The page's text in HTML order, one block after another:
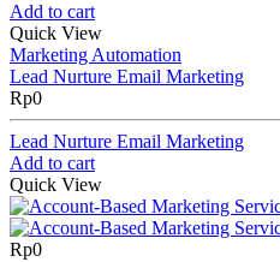
Add to cart
Quick View
Marketing Automation
Lead Nurture Email Marketing
Rp0
Lead Nurture Email Marketing
Add to cart
Quick View
Rp0